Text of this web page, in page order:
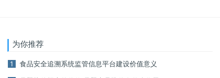
为你推荐
1
食品安全追溯系统监管信息平台建设价值意义